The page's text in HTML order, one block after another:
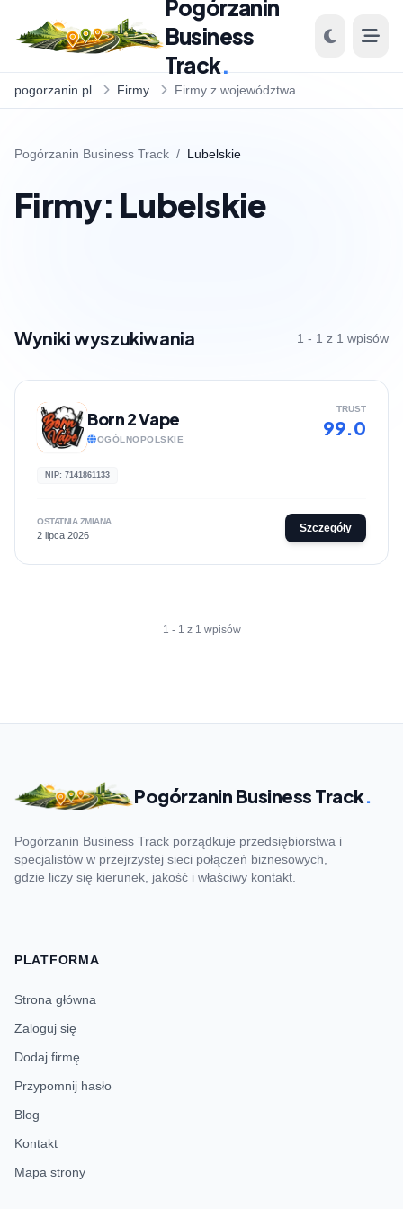
Pogórzanin
Business
Track.
pogorzanin.pl Firmy Firmy z województwa
Pogórzanin Business Track / Lubelskie
Firmy: Lubelskie
Wyniki wyszukiwania 1 - 1 z 1 wpisów
Born 2 Vape
OGÓLNOPOLSKIE
TRUST
99.0
NIP: 7141861133
OSTATNIA ZMIANA
2 lipca 2026
Szczegóły
1 - 1 z 1 wpisów
Pogórzanin Business Track.
Pogórzanin Business Track porządkuje przedsiębiorstwa i
specjalistów w przejrzystej sieci połączeń biznesowych,
gdzie liczy się kierunek, jakość i właściwy kontakt.
PLATFORMA
Strona główna
Zaloguj się
Dodaj firmę
Przypomnij hasło
Blog
Kontakt
Mapa strony